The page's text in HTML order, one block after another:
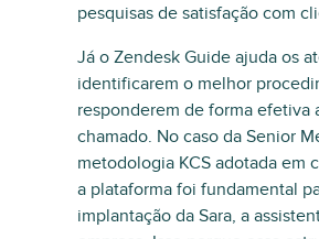
pesquisas de satisfação com
Já o Zendesk Guide ajuda os
identificarem o melhor
responderem de forma efetiva
chamado. No caso da Senior
metodologia KCS adotada em
a plataforma foi fundamental
implantação da Sara, a